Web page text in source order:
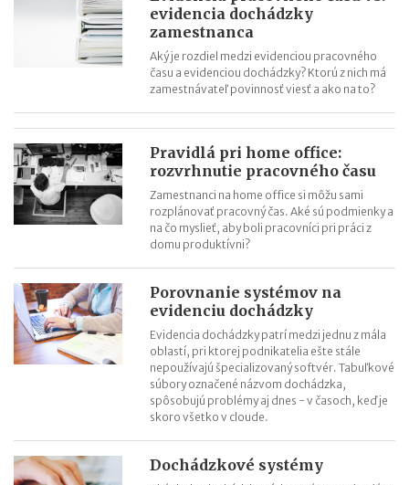
evidencia dochádzky
zamestnanca
Aký je rozdiel medzi evidenciou pracovného
času a evidenciou dochádzky? Ktorú z nich má
zamestnávateľ povinnosť viesť a ako na to?
Pravidlá pri home office:
rozvrhnutie pracovného času
Zamestnanci na home office si môžu sami
rozplánovať pracovný čas. Aké sú podmienky a
na čo myslieť, aby boli pracovníci pri práci z
domu produktívni?
Porovnanie systémov na
evidenciu dochádzky
Evidencia dochádzky patrí medzi jednu z mála
oblastí, pri ktorej podnikatelia ešte stále
nepoužívajú špecializovaný softvér. Tabuľkové
súbory označené názvom dochádzka,
spôsobujú problémy aj dnes - v časoch, keď je
skoro všetko v cloude.
Dochádzkové systémy